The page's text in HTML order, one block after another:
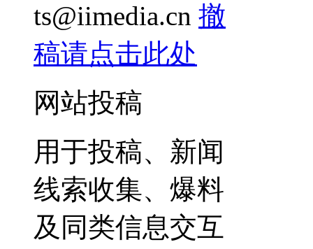
ts@iimedia.cn 撤
稿请点击此处
网站投稿
用于投稿、新闻
线索收集、爆料
及同类信息交互